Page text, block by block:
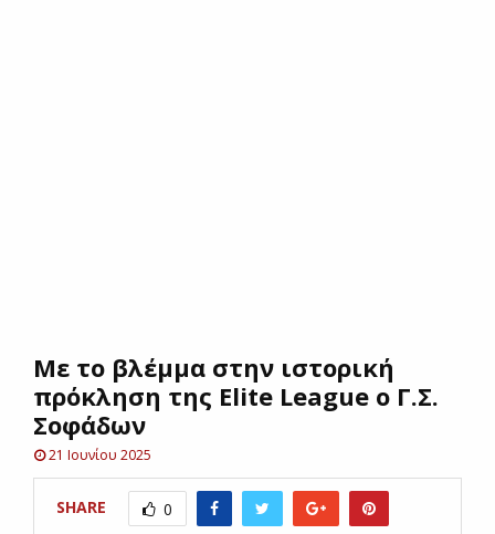
UΜε το βλέμμα στην ιστορική
πρόκληση της Elite League ο Γ.Σ.
Σοφάδων
21 Ιουνίου 2025
SHARE 0